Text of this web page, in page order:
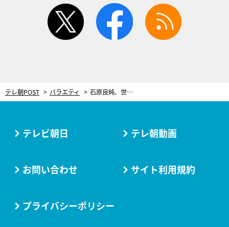
twitter facebook
テレ朝POST バラエティ 石原良純、世界遺産・白川郷で「奥さんにブチギレられて…」 小泉孝太郎の発言から秘話を告白
テレビ朝日 テレ朝動画
お問い合わせ サイト利用規約
プライバシーポリシー